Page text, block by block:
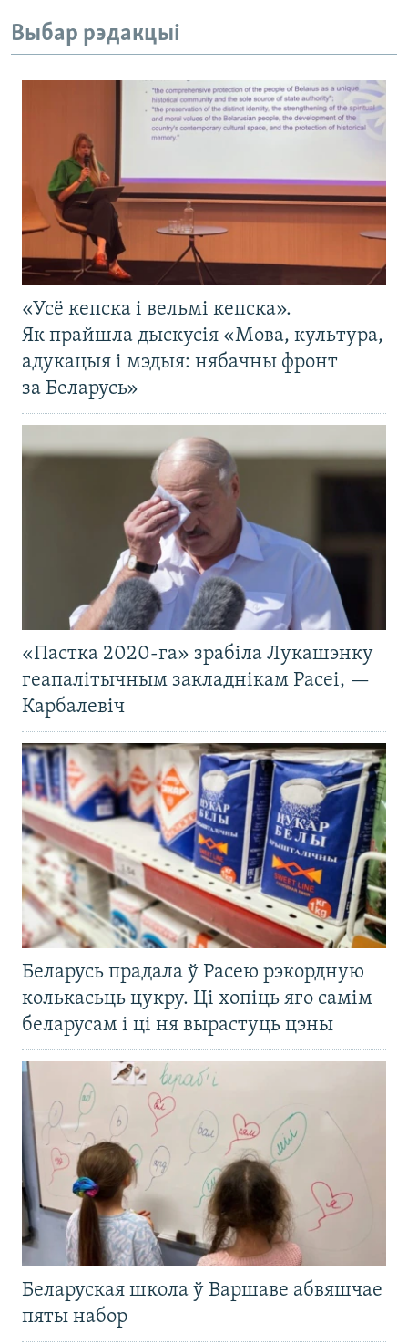
Выбар рэдакцыі
«Усё кепска і вельмі кепска».
Як прайшла дыскусія «Мова, культура,
адукацыя і мэдыя: нябачны фронт
за Беларусь»
«Пастка 2020-га» зрабіла Лукашэнку
геапалітычным закладнікам Расеі, —
Карбалевіч
Беларусь прадала ў Расею рэкордную
колькасьць цукру. Ці хопіць яго самім
беларусам і ці ня вырастуць цэны
Беларуская школа ў Варшаве абвяшчае
пяты набор